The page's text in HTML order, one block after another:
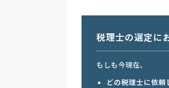
税理士の選定に
もしも今現在、
どの税理士に依